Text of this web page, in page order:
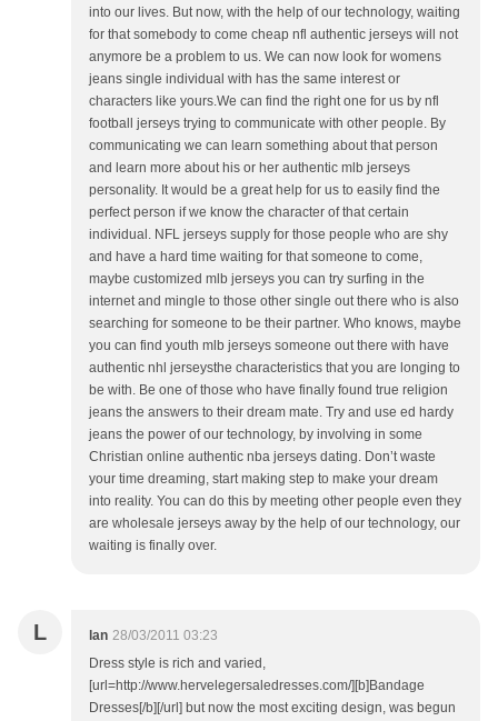
into our lives. But now, with the help of our technology, waiting
for that somebody to come cheap nfl authentic jerseys will not
anymore be a problem to us. We can now look for womens
jeans single individual with has the same interest or
characters like yours.We can find the right one for us by nfl
football jerseys trying to communicate with other people. By
communicating we can learn something about that person
and learn more about his or her authentic mlb jerseys
personality. It would be a great help for us to easily find the
perfect person if we know the character of that certain
individual. NFL jerseys supply for those people who are shy
and have a hard time waiting for that someone to come,
maybe customized mlb jerseys you can try surfing in the
internet and mingle to those other single out there who is also
searching for someone to be their partner. Who knows, maybe
you can find youth mlb jerseys someone out there with have
authentic nhl jerseysthe characteristics that you are longing to
be with. Be one of those who have finally found true religion
jeans the answers to their dream mate. Try and use ed hardy
jeans the power of our technology, by involving in some
Christian online authentic nba jerseys dating. Don’t waste
your time dreaming, start making step to make your dream
into reality. You can do this by meeting other people even they
are wholesale jerseys away by the help of our technology, our
waiting is finally over.
L lan 28/03/2011 03:23
Dress style is rich and varied,
[url=http://www.hervelegersaledresses.com/][b]Bandage
Dresses[/b][/url] but now the most exciting design, was begun